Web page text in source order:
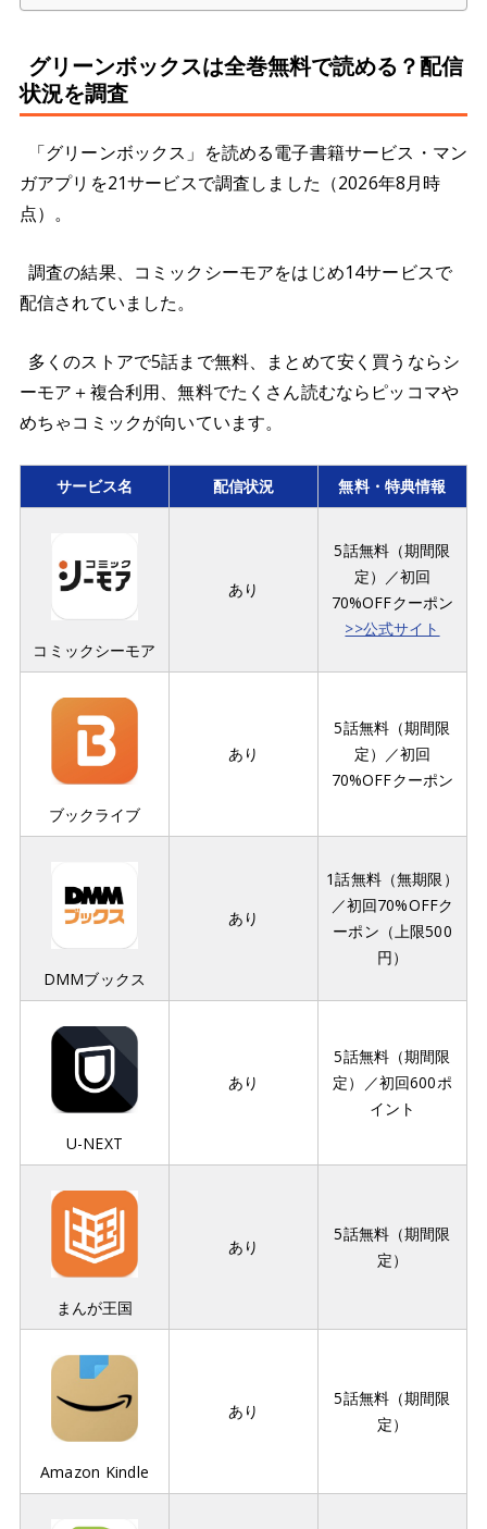
グリーンボックスは全巻無料で読める？配信
状況を調査
「グリーンボックス」を読める電子書籍サービス・マン
ガアプリを21サービスで調査しました（2026年8月時
点）。
調査の結果、コミックシーモアをはじめ14サービスで
配信されていました。
多くのストアで5話まで無料、まとめて安く買うならシ
ーモア＋複合利用、無料でたくさん読むならピッコマや
めちゃコミックが向いています。
サービス名 配信状況 無料・特典情報
コミックシーモア
あり
5話無料（期間限
定）／初回
70%OFFクーポン
>>公式サイト
ブックライブ
あり
5話無料（期間限
定）／初回
70%OFFクーポン
DMMブックス
あり
1話無料（無期限）
／初回70%OFFク
ーポン（上限500
円）
U-NEXT
あり
5話無料（期間限
定）／初回600ポ
イント
まんが王国
あり
5話無料（期間限
定）
Amazon Kindle
あり
5話無料（期間限
定）